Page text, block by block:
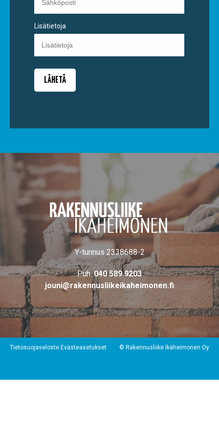
LÄHETÄ
Lisätietoja
Y-tunnus 2338688-2
Puh.040 589 9203
jouni@rakennusliikeikaheimonen.fi
Tietosuojaseloste Evästeasetukset © Rakennusliike Ikäheimonen Oy